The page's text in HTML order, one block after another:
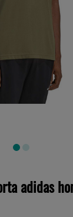
adidas